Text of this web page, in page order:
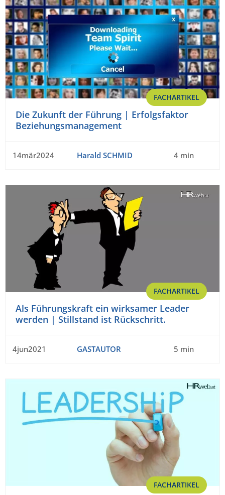
FACHARTIKEL
Die Zukunft der Führung | Erfolgsfaktor
Beziehungsmanagement
14mär2024 Harald SCHMID 4 min
FACHARTIKEL
Als Führungskraft ein wirksamer Leader
werden | Stillstand ist Rückschritt.
4jun2021 GASTAUTOR 5 min
FACHARTIKEL